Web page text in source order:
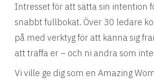
Intresset för att sätta sin intention
snabbt fullbokat. Över 30 ledare
på med verktyg för att känna sig
att träffa er – och ni andra som
Vi ville ge dig som en Amazing